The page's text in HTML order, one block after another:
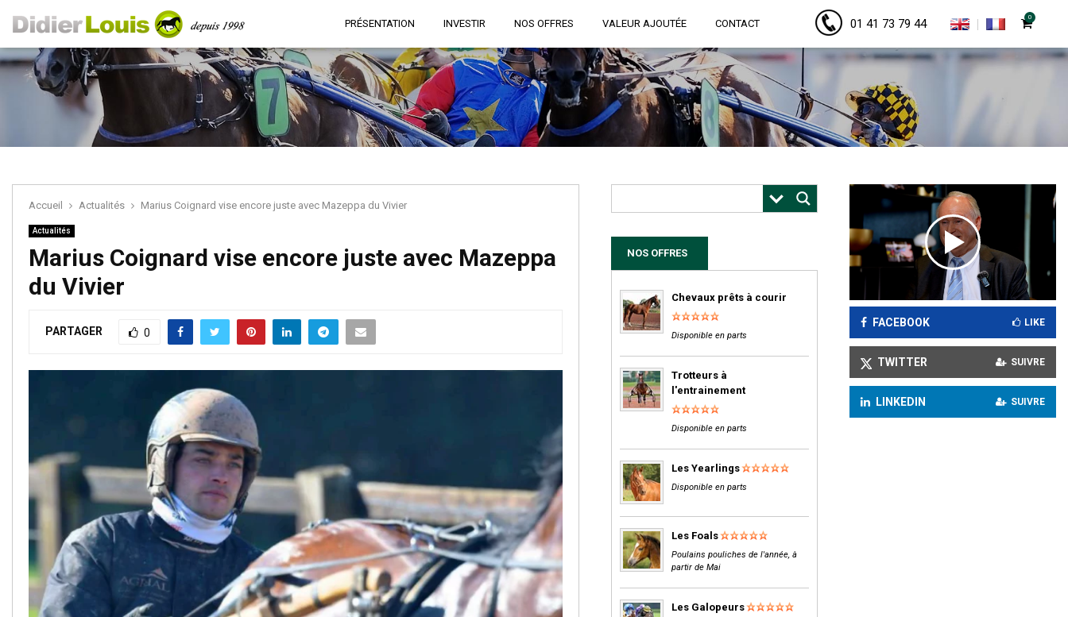
PRÉSENTATION INVESTIR NOS OFFRES VALEUR AJOUTÉE CONTACT 01 41 73 79 44 0
Accueil Actualités Marius Coignard vise encore juste avec Mazeppa du Vivier
Actualités
Marius Coignard vise encore juste avec Mazeppa
du Vivier
PARTAGER 0
FACEBOOK LIKE
TWITTER SUIVRE
LINKEDIN SUIVRE
NOS OFFRES
Chevaux prêts à courir
Disponible en parts
Trotteurs à
l'entrainement
Disponible en parts
Les Yearlings
Disponible en parts
Les Foals
Poulains pouliches de l'année, à
partir de Mai
Les Galopeurs